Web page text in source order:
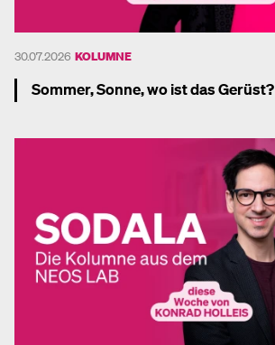
30.07.2026 KOLUMNE
Sommer, Sonne, wo ist das Gerüst?